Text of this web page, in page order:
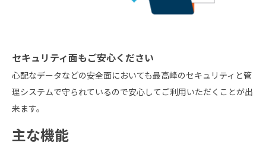
セキュリティ面もご安心ください
心配なデータなどの安全面においても最高峰のセキュリティと管
理システムで守られているので安心してご利用いただくことが出
来ます。
主な機能